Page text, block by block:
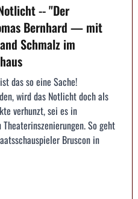
-- "Der
Bernhard — mit
Schmalz im
das so eine Sache!
wird das Notlicht doch als
verhunzt, sei es in
So geht
Bruscon in